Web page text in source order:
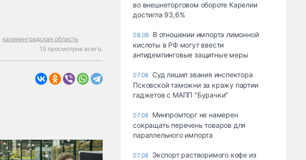
калининградская область
15 просмотров всего.
во внешнеторговом обороте Карелии
достигла 93,6%
08.08 В отношении импорта лимонной
кислоты в РФ могут ввести
антидемпинговые защитные меры
07.08 Суд лишил звания инспектора
Псковской таможни за кражу партии
гаджетов с МАПП "Бурачки"
07.08 Минпромторг не намерен
сокращать перечень товаров для
параллельного импорта
07.08 Экспорт растворимого кофе из